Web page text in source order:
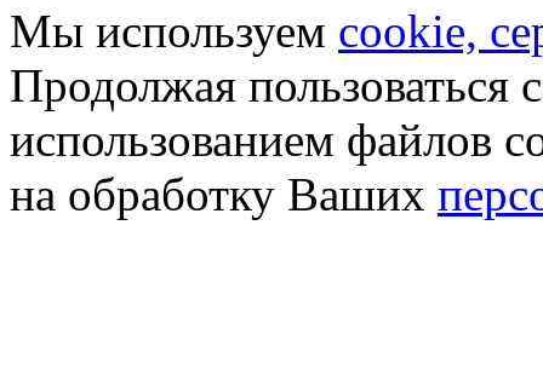
Мы используем cookie,
Продолжая пользоваться
использованием файлов
на обработку Ваших